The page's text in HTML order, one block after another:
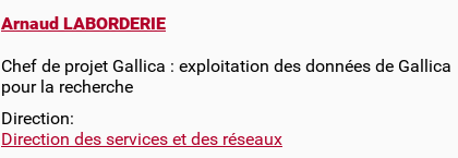
Arnaud LABORDERIE
Chef de projet Gallica : exploitation des données de Gallica
pour la recherche
Direction:
Direction des services et des réseaux